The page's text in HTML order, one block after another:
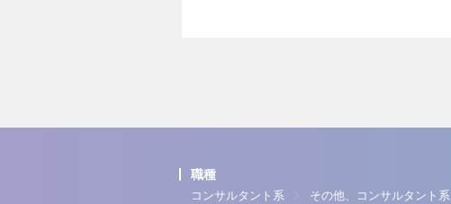
職種
コンサルタント系 その他、コンサルタント系